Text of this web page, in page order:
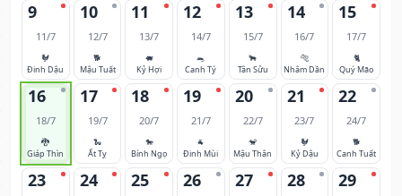
9
11/7
🐓
Đinh Dậu
10
12/7
🐕
Mậu Tuất
11
13/7
🐖
Kỷ Hợi
12
14/7
🐀
Canh Tý
13
15/7
🐂
Tân Sửu
14
16/7
🐅
Nhâm Dần
15
17/7
🐈
Quý Mão
16
18/7
🐉
Giáp Thìn
17
19/7
🐍
Ất Tỵ
18
20/7
🐎
Bính Ngọ
19
21/7
🐐
Đinh Mùi
20
22/7
🐒
Mậu Thân
21
23/7
🐓
Kỷ Dậu
22
24/7
🐕
Canh Tuất
23 24 25 26 27 28 29